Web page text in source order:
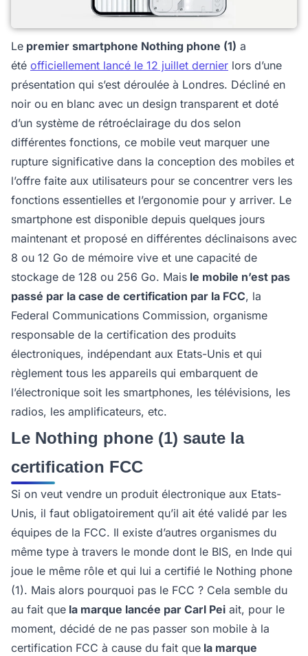
Le premier smartphone Nothing phone (1) a
été officiellement lancé le 12 juillet dernier lors d’une
présentation qui s’est déroulée à Londres. Décliné en
noir ou en blanc avec un design transparent et doté
d’un système de rétroéclairage du dos selon
différentes fonctions, ce mobile veut marquer une
rupture significative dans la conception des mobiles et
l’offre faite aux utilisateurs pour se concentrer vers les
fonctions essentielles et l’ergonomie pour y arriver. Le
smartphone est disponible depuis quelques jours
maintenant et proposé en différentes déclinaisons avec
8 ou 12 Go de mémoire vive et une capacité de
stockage de 128 ou 256 Go. Mais le mobile n’est pas
passé par la case de certification par la FCC, la
Federal Communications Commission, organisme
responsable de la certification des produits
électroniques, indépendant aux Etats-Unis et qui
règlement tous les appareils qui embarquent de
l’électronique soit les smartphones, les télévisions, les
radios, les amplificateurs, etc.
Le Nothing phone (1) saute la
certification FCC
Si on veut vendre un produit électronique aux Etats-
Unis, il faut obligatoirement qu’il ait été validé par les
équipes de la FCC. Il existe d’autres organismes du
même type à travers le monde dont le BIS, en Inde qui
joue le même rôle et qui lui a certifié le Nothing phone
(1). Mais alors pourquoi pas le FCC ? Cela semble du
au fait que la marque lancée par Carl Pei ait, pour le
moment, décidé de ne pas passer son mobile à la
certification FCC à cause du fait que la marque